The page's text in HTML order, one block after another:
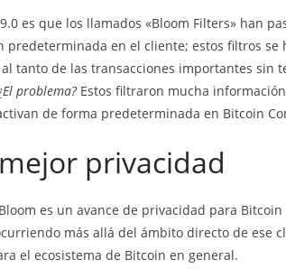
es que los llamados «Bloom Filters» han
predeterminada en el cliente; estos filtros
tanto de las transacciones importantes sin
problema?Estos filtraron mucha
de forma predeterminada en Bitcoin
privacidad
es un avance de privacidad para
más allá del ámbito directo de ese
el ecosistema de Bitcoin en general.